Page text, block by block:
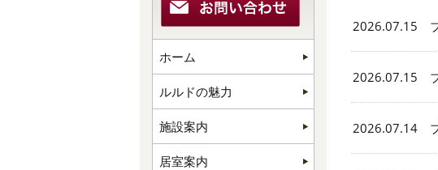
2026.07.15
2026.07.15
2026.07.14
ホーム
ルルドの魅力
施設案内
居室案内